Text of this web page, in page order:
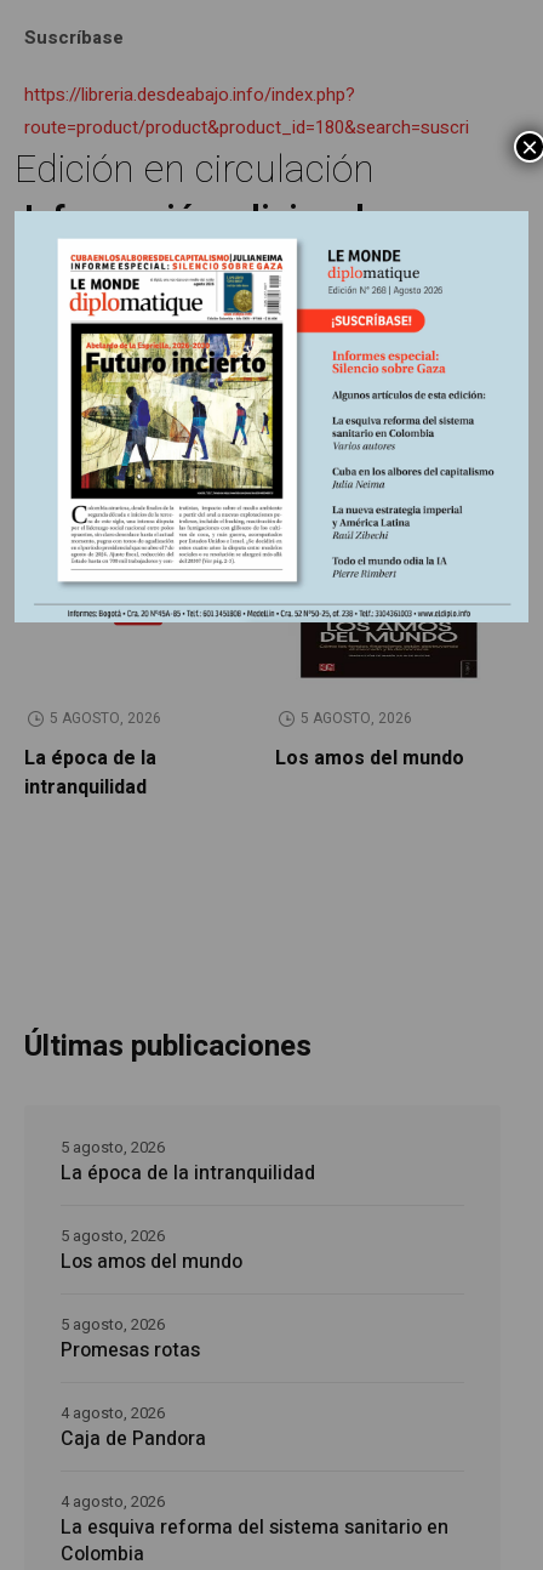
Suscríbase
https://libreria.desdeabajo.info/index.php?
route=product/product&product_id=180&search=suscri
Información adicional
País:Chile
Región:Surámerica
Fuente:Le Monde diplomatique, edición 236 septiembre
Otros Artículos
LIBROS RESEÑADOS
5 AGOSTO, 2026
La época de la
intranquilidad
SIN CATEGORÍA
5 AGOSTO, 2026
Los amos del mundo
Últimas publicaciones
La época de la intranquilidad
5 agosto, 2026
Los amos del mundo
5 agosto, 2026
Promesas rotas
5 agosto, 2026
Caja de Pandora
4 agosto, 2026
La esquiva reforma del sistema sanitario en
Colombia
4 agosto, 2026
Edición en circulación ×